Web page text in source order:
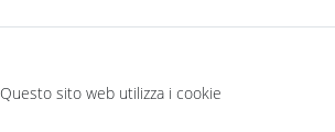
Docenti
Questo sito web utilizza i cookie